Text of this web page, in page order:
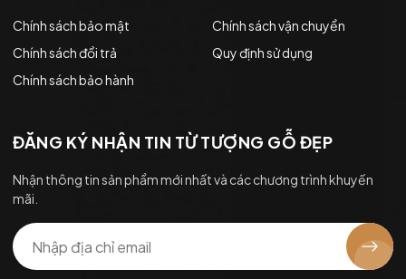
Chính sách bảo mật
Chính sách vận chuyển
Chính sách đổi trả
Quy định sử dụng
Chính sách bảo hành
ĐĂNG KÝ NHẬN TIN TỪ TƯỢNG GỖ ĐẸP
Nhận thông tin sản phẩm mới nhất và các chương trình khuyến
mãi.